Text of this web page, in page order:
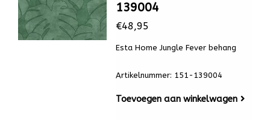
139004
€48,95
Esta Home Jungle Fever behang
Artikelnummer: 151-139004
Toevoegen aan winkelwagen